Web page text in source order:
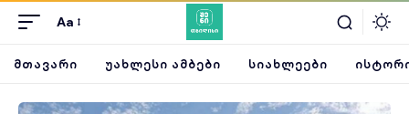
Aa
ᲛᲗᲐᲕᲐᲠᲘ ᲣᲐᲮᲚᲔᲡᲘ ᲐᲛᲑᲔᲑᲘ ᲡᲘᲐᲮᲚᲔᲔᲑᲘ